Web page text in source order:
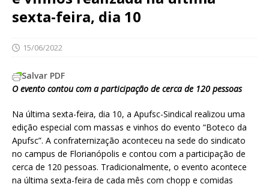
sexta-feira, dia 10
15/06/2022
Salvar PDF
O evento contou com a participação de cerca de 120 pessoas
Na última sexta-feira, dia 10, a Apufsc-Sindical realizou uma
edição especial com massas e vinhos do evento “Boteco da
Apufsc”. A confraternização aconteceu na sede do sindicato
no campus de Florianópolis e contou com a participação de
cerca de 120 pessoas. Tradicionalmente, o evento acontece
na última sexta-feira de cada mês com chopp e comidas